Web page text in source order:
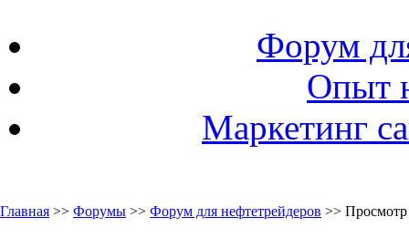
Форум
Опыт
Маркетинг
Главная >> Форумы >> Форум для нефтетрейдеров >>